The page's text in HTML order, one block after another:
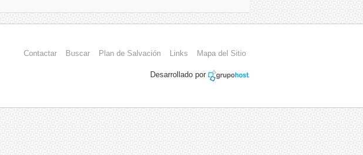
Contactar Buscar Plan de Salvación Links Mapa del Sitio
Desarrollado por